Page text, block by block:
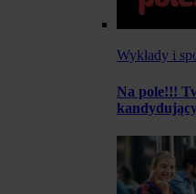
Wykłady i
Na pole!!!